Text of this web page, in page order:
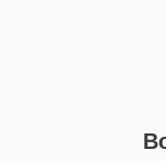
Чтобы начать